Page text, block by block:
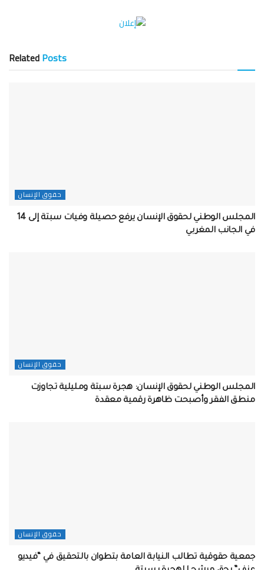
RelatedPosts
حقوق الإنسان
المجلس الوطني لحقوق الإنسان يرفع حصيلة وفيات سبتة إلى 14
في الجانب المغربي
حقوق الإنسان
المجلس الوطني لحقوق الإنسان: هجرة سبتة ومليلية تجاوزت
منطق الفقر وأصبحت ظاهرة رقمية معقدة
حقوق الإنسان
جمعية حقوقية تطالب النيابة العامة بتطوان بالتحقيق في “فيديو